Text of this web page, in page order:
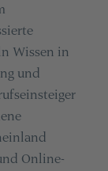
Wissen in
und
Online-